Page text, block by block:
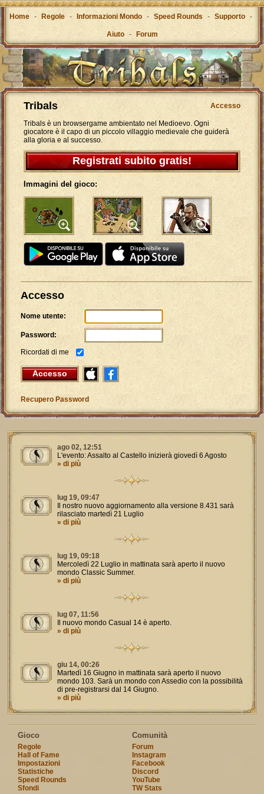
Home - Regole - Informazioni Mondo - Speed Rounds - Supporto -
Aiuto - Forum
Accesso
Tribals
Tribals è un browsergame ambientato nel Medioevo. Ogni
giocatore è il capo di un piccolo villaggio medievale che guiderà
alla gloria e al successo.
Registrati subito gratis!
Immagini del gioco:
Accesso
Nome utente:
Password:
Ricordati di me
Accesso
Recupero Password
ago 02, 12:51
L'evento: Assalto al Castello inizierà giovedì 6 Agosto
» di più
lug 19, 09:47
Il nostro nuovo aggiornamento alla versione 8.431 sarà
rilasciato martedì 21 Luglio
» di più
lug 19, 09:18
Mercoledì 22 Luglio in mattinata sarà aperto il nuovo
mondo Classic Summer.
» di più
lug 07, 11:56
Il nuovo mondo Casual 14 è aperto.
» di più
giu 14, 00:26
Martedì 16 Giugno in mattinata sarà aperto il nuovo
mondo 103. Sarà un mondo con Assedio con la possibilità
di pre-registrarsi dal 14 Giugno.
» di più
Gioco
Regole
Hall of Fame
Impostazioni
Statistiche
Speed Rounds
Sfondi
Comunità
Forum
Instagram
Facebook
Discord
YouTube
TW Stats